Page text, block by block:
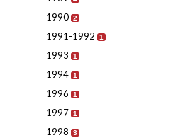
1990 2
1991-1992 1
1993 1
1994 1
1996 1
1997 1
1998 3